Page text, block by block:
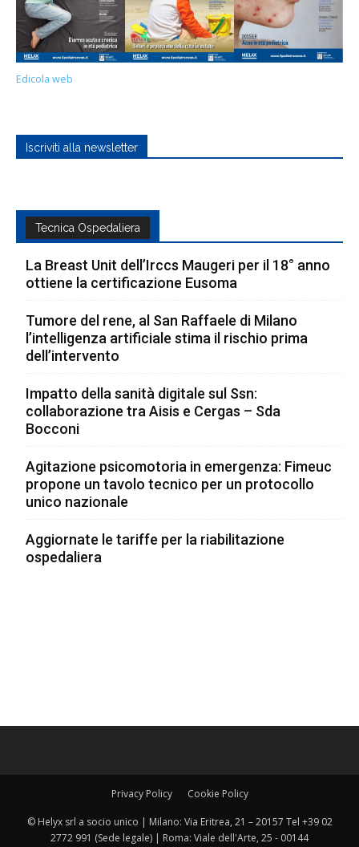
Edicola web
Iscriviti alla newsletter
Tecnica Ospedaliera
La Breast Unit dell’Irccs Maugeri per il 18° anno
ottiene la certificazione Eusoma
Tumore del rene, al San Raffaele di Milano
l’intelligenza artificiale stima il rischio prima
dell’intervento
Impatto della sanità digitale sul Ssn:
collaborazione tra Aisis e Cergas – Sda
Bocconi
Agitazione psicomotoria in emergenza: Fimeuc
propone un tavolo tecnico per un protocollo
unico nazionale
Aggiornate le tariffe per la riabilitazione
ospedaliera
Privacy Policy Cookie Policy
© Helyx srl a socio unico | Milano: Via Eritrea, 21 – 20157 Tel +39 02
2772 991 (Sede legale) | Roma: Viale dell'Arte, 25 - 00144